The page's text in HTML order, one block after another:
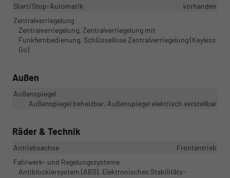
Start/Stop-Automatik
vorhanden
Zentralverriegelung
Zentralverriegelung, Zentralverriegelung mit
Funkfernbedienung, Schlüssellose Zentralverriegelung (Keyless
Go)
Außen
Außenspiegel
Außenspiegel beheizbar, Außenspiegel elektrisch verstellbar
Räder & Technik
Antriebsachse
Frontantrieb
Fahrwerk- und Regelungssysteme
Antiblockiersystem (ABS), Elektronisches Stabilitäts-